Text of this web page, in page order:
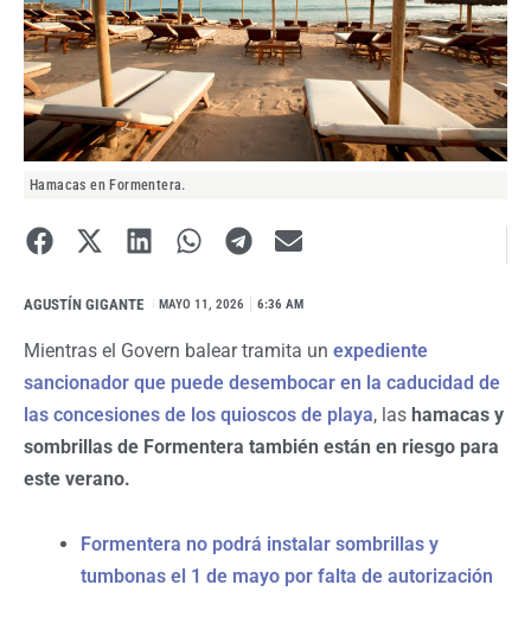
Hamacas en Formentera.
AGUSTÍN GIGANTE MAYO 11, 2026 6:36 AM
Mientras el Govern balear tramita un expediente
sancionador que puede desembocar en la caducidad de
las concesiones de los quioscos de playa, las hamacas y
sombrillas de Formentera también están en riesgo para
este verano.
Formentera no podrá instalar sombrillas y
tumbonas el 1 de mayo por falta de autorización